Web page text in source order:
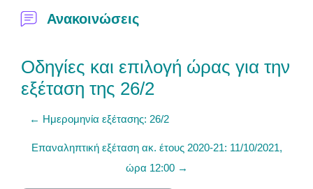
Ανακοινώσεις
Οδηγίες και επιλογή ώρας για την
εξέταση της 26/2
← Ημερομηνία εξέτασης: 26/2
Επαναληπτική εξέταση ακ. έτους 2020-21: 11/10/2021,
ώρα 12:00 →